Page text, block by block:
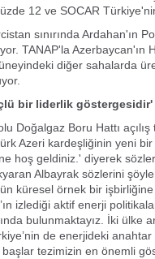
12 ve SOCAR
sınırında Ardahan'ın
TANAP'la
diğer sahalarda
bir liderlik göstergesidir'
Doğalgaz Boru Hattı
Azeri kardeşliğinin yeni
hoş geldiniz.' diyerek
Albayrak sözlerini
küresel örnek bir
izlediği aktif enerji
bulunmaktayız. İki ülke
de enerjideki
başlar tezimizin en önemli